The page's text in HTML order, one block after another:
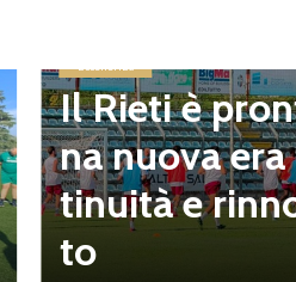
trova
to dove si
re con
o più facile.
o si sta